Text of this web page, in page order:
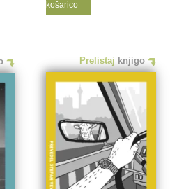
košarico
Prelistaj knjigo